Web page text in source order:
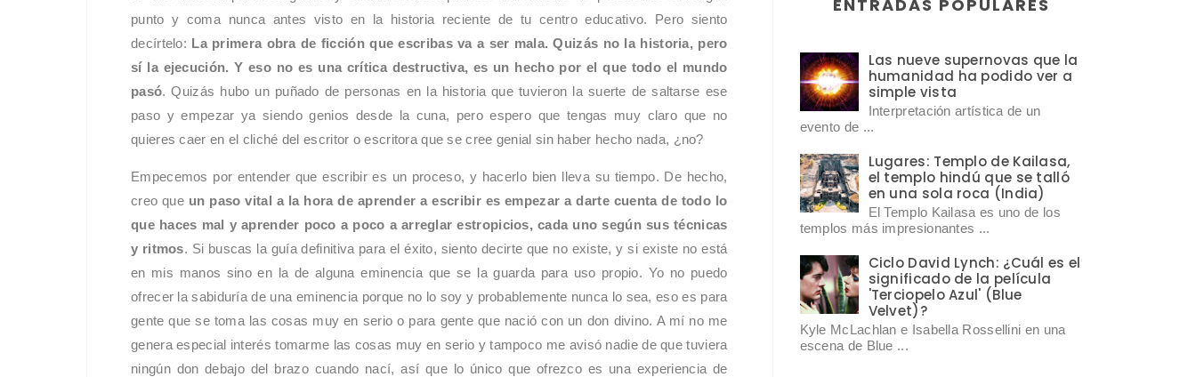
punto y coma nunca antes visto en la historia reciente de tu centro educativo. Pero siento
decírtelo: La primera obra de ficción que escribas va a ser mala. Quizás no la historia, pero
sí la ejecución. Y eso no es una crítica destructiva, es un hecho por el que todo el mundo
pasó. Quizás hubo un puñado de personas en la historia que tuvieron la suerte de saltarse ese
paso y empezar ya siendo genios desde la cuna, pero espero que tengas muy claro que no
quieres caer en el cliché del escritor o escritora que se cree genial sin haber hecho nada, ¿no?
Empecemos por entender que escribir es un proceso, y hacerlo bien lleva su tiempo. De hecho,
creo que un paso vital a la hora de aprender a escribir es empezar a darte cuenta de todo lo
que haces mal y aprender poco a poco a arreglar estropicios, cada uno según sus técnicas
y ritmos. Si buscas la guía definitiva para el éxito, siento decirte que no existe, y si existe no está
en mis manos sino en la de alguna eminencia que se la guarda para uso propio. Yo no puedo
ofrecer la sabiduría de una eminencia porque no lo soy y probablemente nunca lo sea, eso es para
gente que se toma las cosas muy en serio o para gente que nació con un don divino. A mí no me
genera especial interés tomarme las cosas muy en serio y tampoco me avisó nadie de que tuviera
ningún don debajo del brazo cuando nací, así que lo único que ofrezco es una experiencia de
ENTRADAS POPULARES
Las nueve supernovas que la
humanidad ha podido ver a
simple vista
Interpretación artística de un
evento de ...
Lugares: Templo de Kailasa,
el templo hindú que se talló
en una sola roca (India)
El Templo Kailasa es uno de los
templos más impresionantes ...
Ciclo David Lynch: ¿Cuál es el
significado de la película
'Terciopelo Azul' (Blue
Velvet)?
Kyle McLachlan e Isabella Rossellini en una
escena de Blue ...